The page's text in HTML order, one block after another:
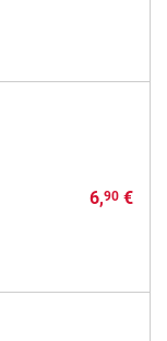
6,90€